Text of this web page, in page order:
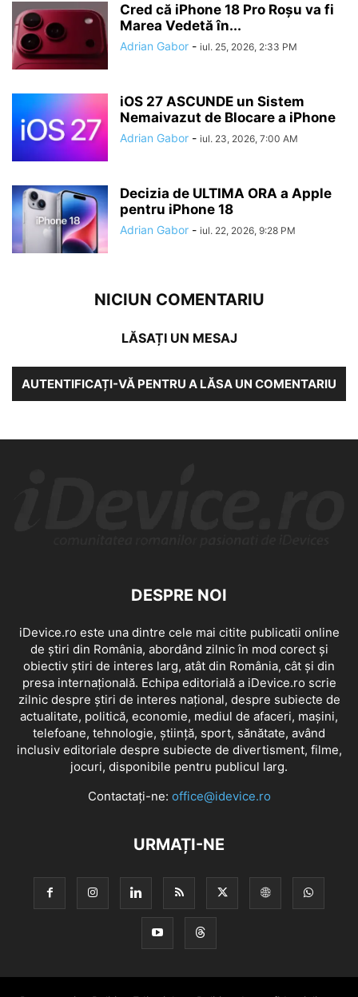
Cred că iPhone 18 Pro Roșu va fi
Marea Vedetă în...
Adrian Gabor - iul. 25, 2026, 2:33 PM
iOS 27 ASCUNDE un Sistem
Nemaivazut de Blocare a iPhone
Adrian Gabor - iul. 23, 2026, 7:00 AM
Decizia de ULTIMA ORA a Apple
pentru iPhone 18
Adrian Gabor - iul. 22, 2026, 9:28 PM
NICIUN COMENTARIU
LĂSAȚI UN MESAJ
AUTENTIFICAȚI-VĂ PENTRU A LĂSA UN COMENTARIU
DESPRE NOI
iDevice.ro este una dintre cele mai citite publicatii online
de știri din România, abordând zilnic în mod corect și
obiectiv știri de interes larg, atât din România, cât și din
presa internațională. Echipa editorială a iDevice.ro scrie
zilnic despre știri de interes național, despre subiecte de
actualitate, politică, economie, mediul de afaceri, mașini,
telefoane, tehnologie, știință, sport, sănătate, având
inclusiv editoriale despre subiecte de divertisment, filme,
jocuri, disponibile pentru publicul larg.
Contactați-ne: office@idevice.ro
URMAȚI-NE